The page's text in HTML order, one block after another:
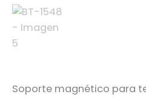
Soporte magnético para